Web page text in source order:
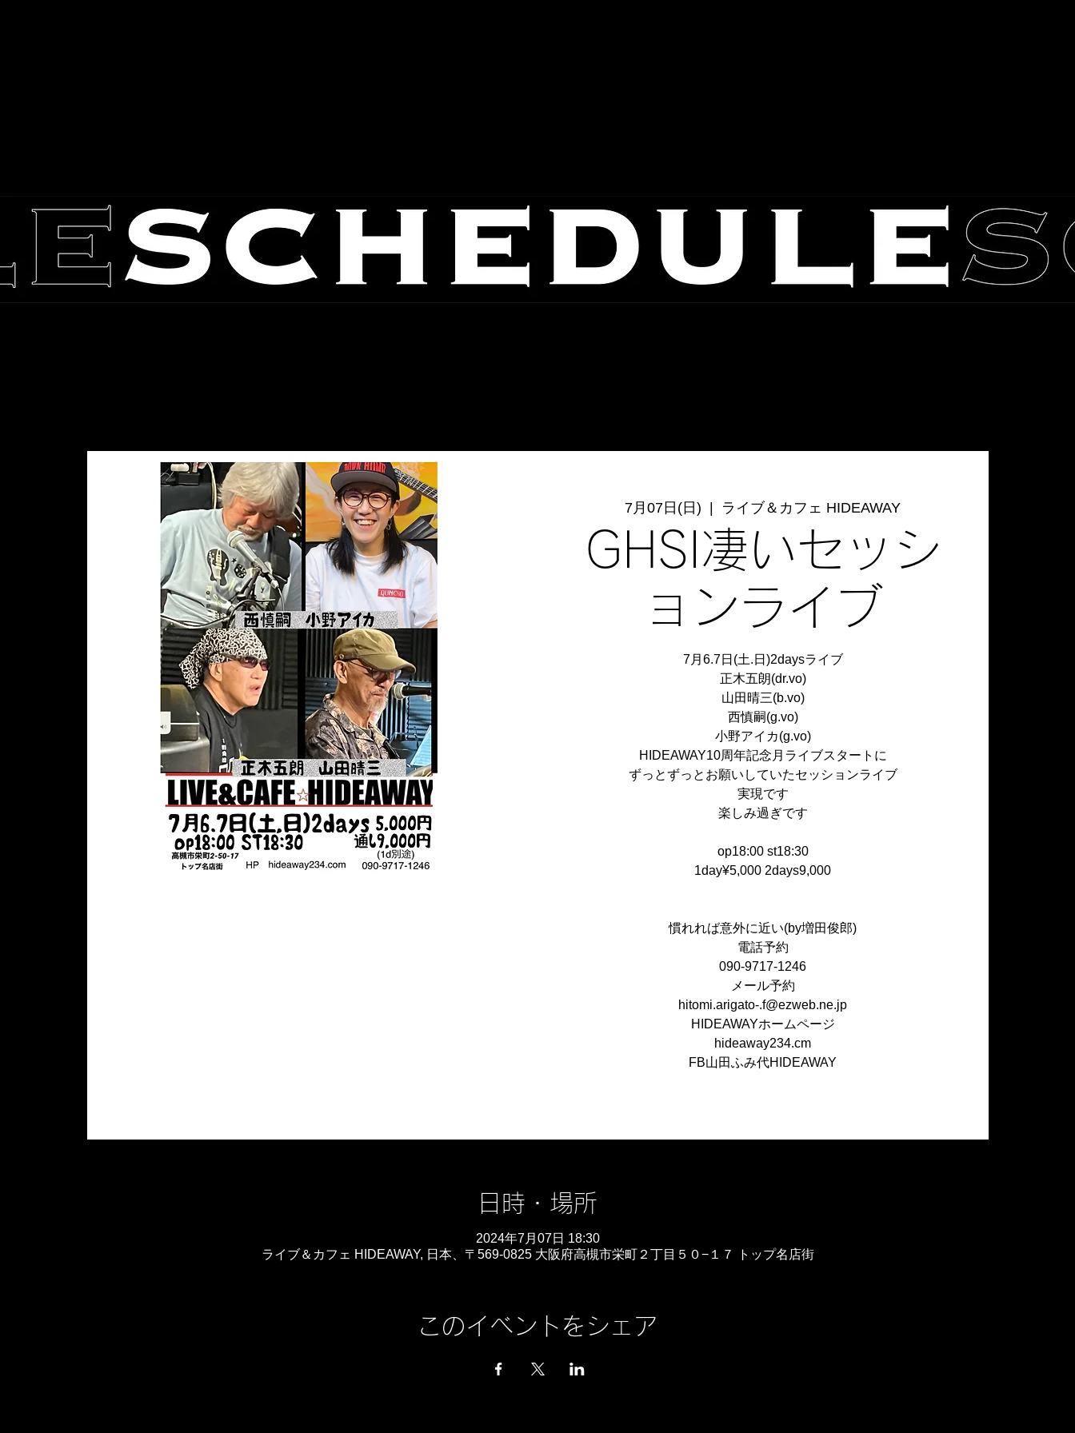
7月07日(日) ライブ＆カフェ HIDEAWAY
GHSI凄いセッシ
ョンライブ
7月6.7日(土.日)2daysライブ
正木五朗(dr.vo)
山田晴三(b.vo)
西慎嗣(g.vo)
小野アイカ(g.vo)
HIDEAWAY10周年記念月ライブスタートに
ずっとずっとお願いしていたセッションライブ
実現です
楽しみ過ぎです
op18:00 st18:30
1day¥5,000 2days9,000
慣れれば意外に近い(by増田俊郎)
電話予約
090-9717-1246
メール予約
hitomi.arigato-.f@ezweb.ne.jp
HIDEAWAYホームページ
hideaway234.cm
FB山田ふみ代HIDEAWAY
日時・場所
2024年7月07日 18:30
ライブ＆カフェ HIDEAWAY, 日本、〒569-0825 大阪府高槻市栄町２丁目５０−１７ トップ名店街
このイベントをシェア